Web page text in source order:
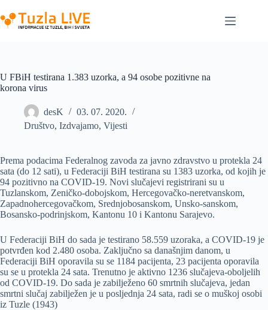
to
content
U FBiH testirana 1.383 uzorka, a 94 osobe pozitivne na
korona virus
desK
03. 07. 2020.
Društvo, Izdvajamo, Vijesti
Prema podacima Federalnog zavoda za javno zdravstvo u protekla 24
sata (do 12 sati), u Federaciji BiH testirana su 1383 uzorka, od kojih je
94 pozitivno na COVID-19. Novi slučajevi registrirani su u
Tuzlanskom, Zeničko-dobojskom, Hercegovačko-neretvanskom,
Zapadnohercegovačkom, Srednjobosanskom, Unsko-sanskom,
Bosansko-podrinjskom, Kantonu 10 i Kantonu Sarajevo.
U Federaciji BiH do sada je testirano 58.559 uzoraka, a COVID-19 je
potvrđen kod 2.480 osoba. Zaključno sa današnjim danom, u
Federaciji BiH oporavila su se 1184 pacijenta, 23 pacijenta oporavila
su se u protekla 24 sata. Trenutno je aktivno 1236 slučajeva-oboljelih
od COVID-19. Do sada je zabilježeno 60 smrtnih slučajeva, jedan
smrtni slučaj zabilježen je u posljednja 24 sata, radi se o muškoj osobi
iz Tuzle (1943)